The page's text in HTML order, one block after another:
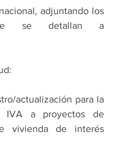
adjuntando los
se detallan a
actualización para la
IVA a proyectos de
vivienda de interés